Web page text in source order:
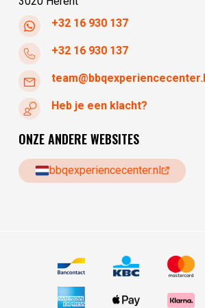
+32 16 930 137
+32 16 930 137
Heb je een klacht?
ONZE ANDERE WEBSITES
bbqexperiencecenter.nl